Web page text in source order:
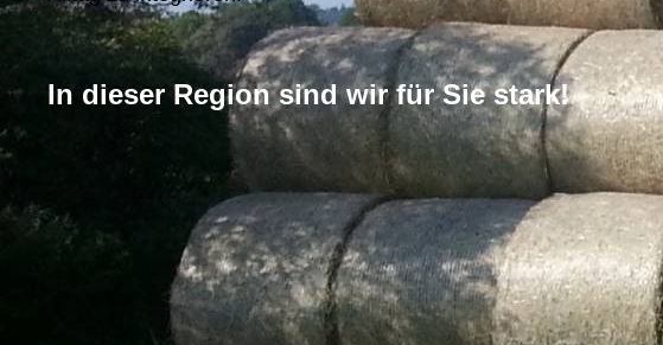
In dieser Region sind wir für Sie stark!